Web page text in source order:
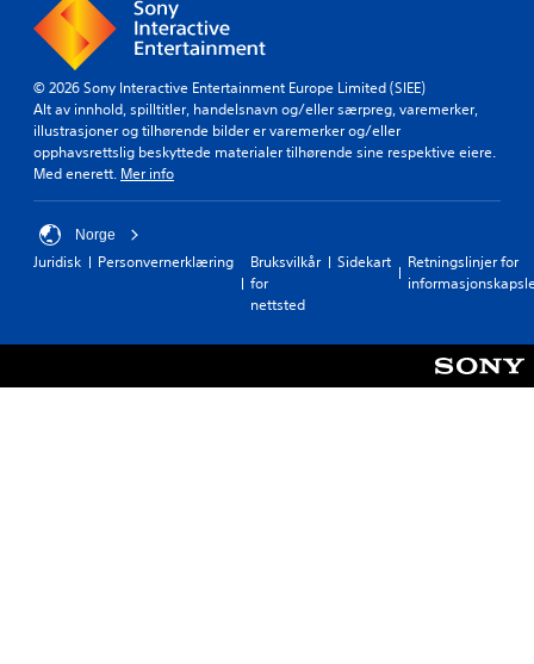
© 2026 Sony Interactive Entertainment Europe Limited (SIEE)
Alt av innhold, spilltitler, handelsnavn og/eller særpreg, varemerker,
illustrasjoner og tilhørende bilder er varemerker og/eller
opphavsrettslig beskyttede materialer tilhørende sine respektive eiere.
Med enerett. Mer info
Norge
Juridisk Personvernerklæring
Bruksvilkår
for
nettsted
Sidekart
Retningslinjer for